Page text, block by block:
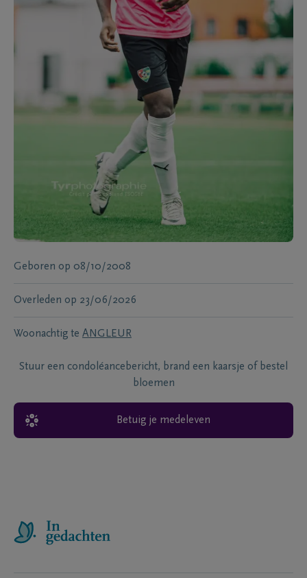
Geboren op 08/10/2008
Overleden op 23/06/2026
Woonachtig te ANGLEUR
Stuur een condoléancebericht, brand een kaarsje of bestel
bloemen
Betuig je medeleven